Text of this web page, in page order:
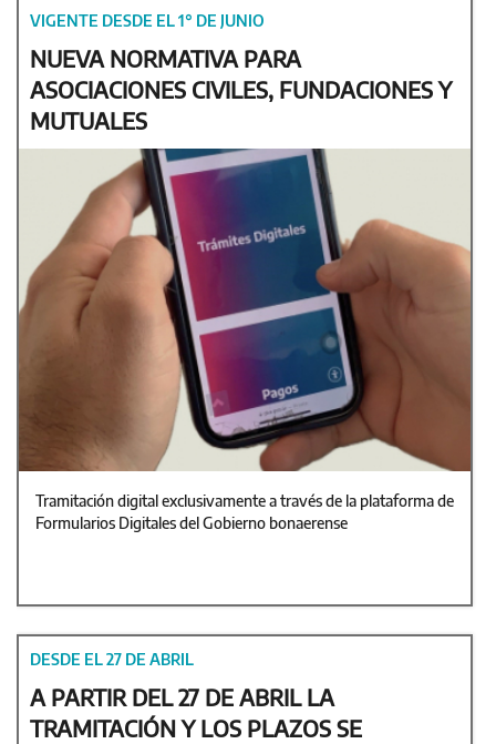
VIGENTE DESDE EL 1° DE JUNIO
NUEVA NORMATIVA PARA
ASOCIACIONES CIVILES, FUNDACIONES Y
MUTUALES
Tramitación digital exclusivamente a través de la plataforma de
Formularios Digitales del Gobierno bonaerense
DESDE EL 27 DE ABRIL
A PARTIR DEL 27 DE ABRIL LA
TRAMITACIÓN Y LOS PLAZOS SE